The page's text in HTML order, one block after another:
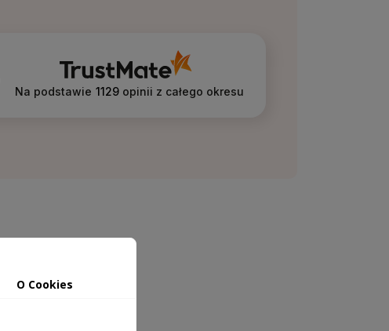
Na podstawie 1129 opinii z całego okresu
O Cookies